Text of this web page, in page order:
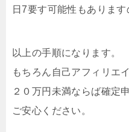
日7要す可能性もあります
以上の手順になります。
もちろん自己アフィリエ
２０万円未満ならば確定
ご安心ください。